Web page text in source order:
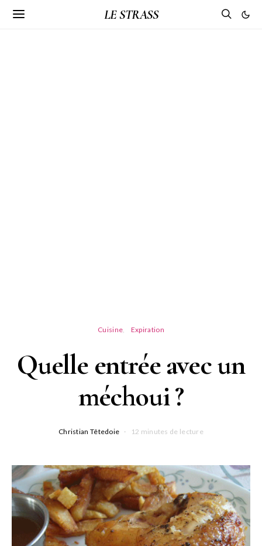
LE STRASS
Cuisine Expiration
Quelle entrée avec un
méchoui ?
Christian Têtedoie 12 minutes de lecture